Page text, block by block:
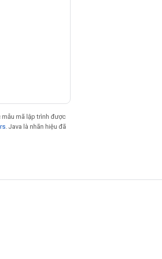
mẫu mã lập trình được
. Java là nhãn hiệu đã